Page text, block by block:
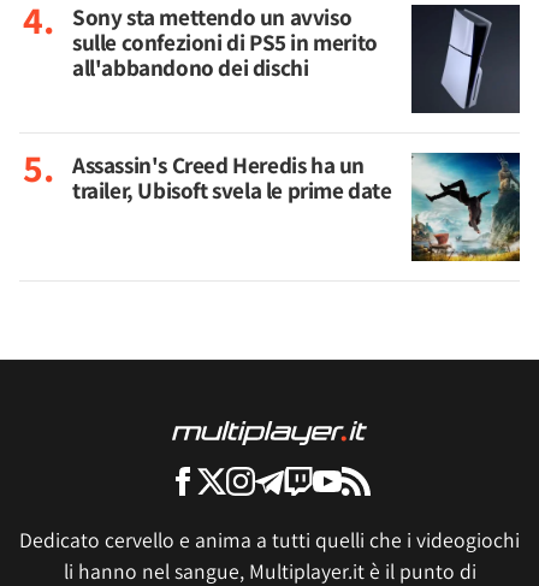
Sony sta mettendo un avviso
sulle confezioni di PS5 in merito
all'abbandono dei dischi
Assassin's Creed Heredis ha un
trailer, Ubisoft svela le prime date
Dedicato cervello e anima a tutti quelli che i videogiochi
li hanno nel sangue, Multiplayer.it è il punto di